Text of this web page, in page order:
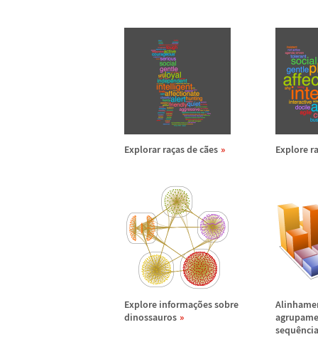
Explorar raças de cães Explore ra
Explore informações sobre
dinossauros
sequê